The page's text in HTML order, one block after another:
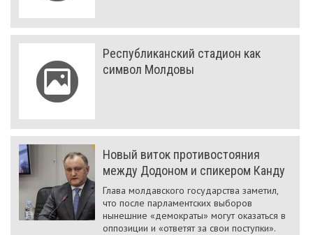
Республиканский стадион как
символ Молдовы
Новый виток противостояния
между Додоном и спикером Канду
Глава молдавского государства заметил,
что после парламентских выборов
нынешние «демократы» могут оказаться в
оппозиции и «ответят за свои поступки».